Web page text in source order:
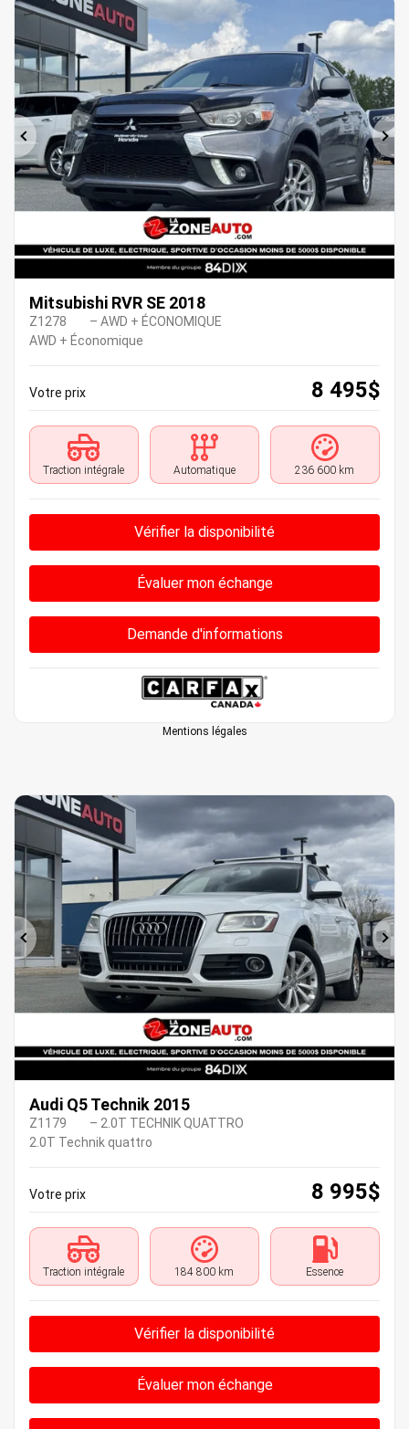
Précédent
Mitsubishi RVR SE 2018
Z1278
– AWD + ÉCONOMIQUE
AWD + Économique
Votre prix 8 495$
Traction intégrale Automatique 236 600 km
Vérifier la disponibilité
Évaluer mon échange
Demande d'informations
Mentions légales
Précédent
Audi Q5 Technik 2015
Z1179
– 2.0T TECHNIK QUATTRO
2.0T Technik quattro
Votre prix 8 995$
Traction intégrale 184 800 km Essence
Vérifier la disponibilité
Évaluer mon échange